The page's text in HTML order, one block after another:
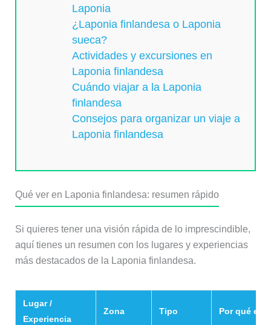
Laponia
¿Laponia finlandesa o Laponia
sueca?
Actividades y excursiones en
Laponia finlandesa
Cuándo viajar a la Laponia
finlandesa
Consejos para organizar un viaje a
Laponia finlandesa
Qué ver en Laponia finlandesa: resumen rápido
Si quieres tener una visión rápida de lo imprescindible,
aquí tienes un resumen con los lugares y experiencias
más destacados de la Laponia finlandesa.
Lugar /
Experiencia
Zona Tipo Por qué es